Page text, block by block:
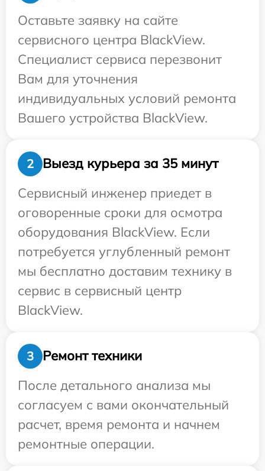
Оставьте заявку на сайте
сервисного центра BlackView.
Специалист сервиса перезвонит
Вам для уточнения
индивидуальных условий ремонта
Вашего устройства BlackView.
2
Выезд курьера за 35 минут
Сервисный инженер приедет в
оговоренные сроки для осмотра
оборудования BlackView. Если
потребуется углубленный ремонт
мы бесплатно доставим технику в
сервис в сервисный центр
BlackView.
3
Ремонт техники
После детального анализа мы
согласуем с вами окончательный
расчет, время ремонта и начнем
ремонтные операции.